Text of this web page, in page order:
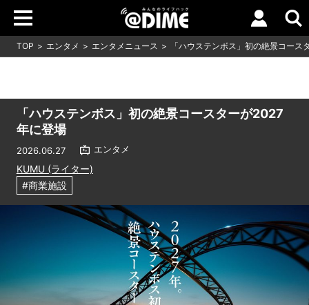
TOP エンタメ エンタメニュース 「ハウステンボス」初の絶景コース
「ハウステンボス」初の絶景コースターが2027
年に登場
2026.06.27 エンタメ
KUMU (ライター)
#商業施設